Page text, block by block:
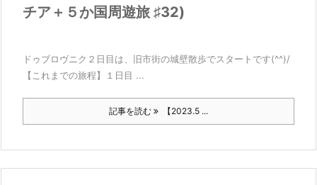
チア＋５か国周遊旅 ♯32)
ドゥブロヴニク２日目は、旧市街の城壁散歩でスタートです(^^)/
【これまでの旅程】１日目 ...
記事を読む 【2023.5 ...